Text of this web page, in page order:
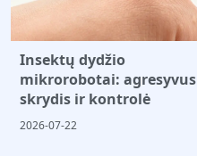
Insektų dydžio
mikrorobotai: agresyvus
skrydis ir kontrolė
2026-07-22